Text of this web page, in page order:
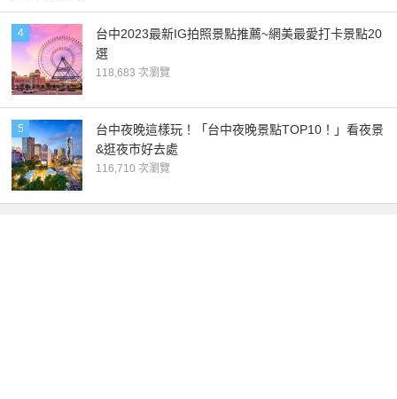
4
台中2023最新IG拍照景點推薦~網美最愛打卡景點20
選
118,683 次瀏覽
5
台中夜晚這樣玩！「台中夜晚景點TOP10！」看夜景
&逛夜市好去處
116,710 次瀏覽